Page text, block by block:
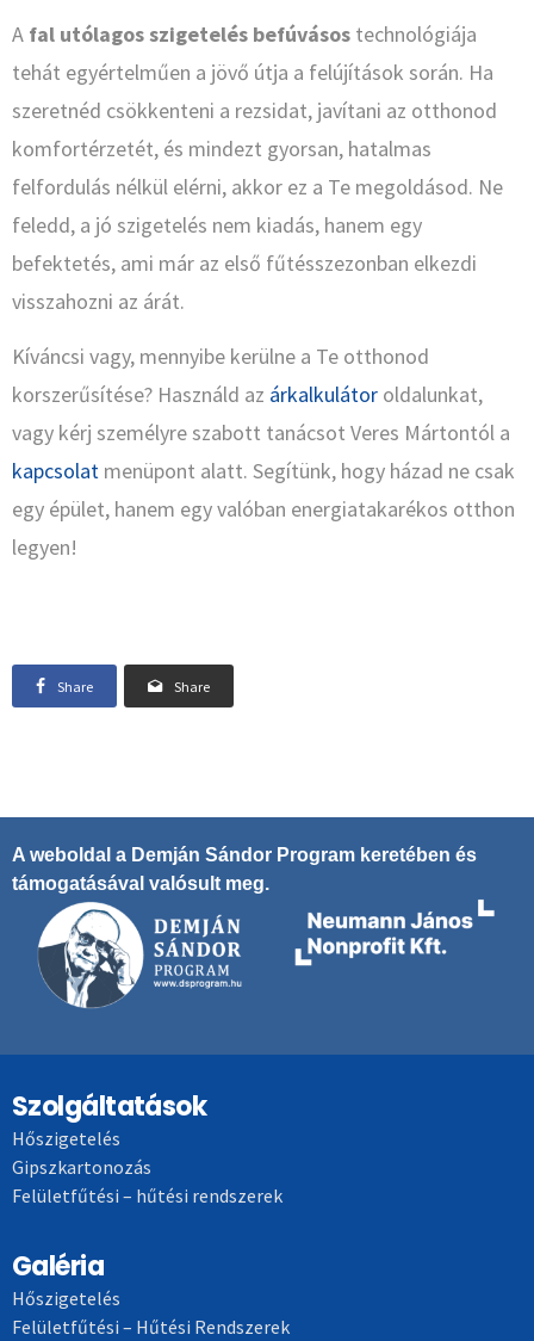
A fal utólagos szigetelés befúvásos technológiája
tehát egyértelműen a jövő útja a felújítások során. Ha
szeretnéd csökkenteni a rezsidat, javítani az otthonod
komfortérzetét, és mindezt gyorsan, hatalmas
felfordulás nélkül elérni, akkor ez a Te megoldásod. Ne
feledd, a jó szigetelés nem kiadás, hanem egy
befektetés, ami már az első fűtésszezonban elkezdi
visszahozni az árát.
Kíváncsi vagy, mennyibe kerülne a Te otthonod
korszerűsítése? Használd az árkalkulátor oldalunkat,
vagy kérj személyre szabott tanácsot Veres Mártontól a
kapcsolat menüpont alatt. Segítünk, hogy házad ne csak
egy épület, hanem egy valóban energiatakarékos otthon
legyen!
Share Share
A weboldal a Demján Sándor Program keretében és
támogatásával valósult meg.
Szolgáltatások
Hőszigetelés
Gipszkartonozás
Felületfűtési – hűtési rendszerek
Galéria
Hőszigetelés
Felületfűtési – Hűtési Rendszerek